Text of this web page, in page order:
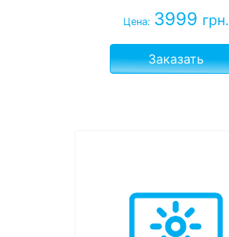
Цена: 3999 грн.
Заказать